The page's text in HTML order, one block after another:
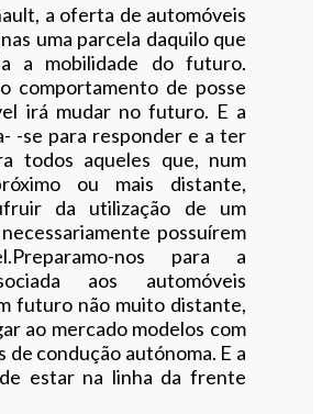
a oferta de automóveis
uma parcela daquilo que
a mobilidade do futuro.
comportamento de posse
irá mudar no futuro. E a
-se para responder e a ter
todos aqueles que, num
ou mais distante,
da utilização de um
possuírem
nos para a
aos automóveis
futuro não muito distante,
ao mercado modelos com
condução autónoma. E a
estar na linha da frente